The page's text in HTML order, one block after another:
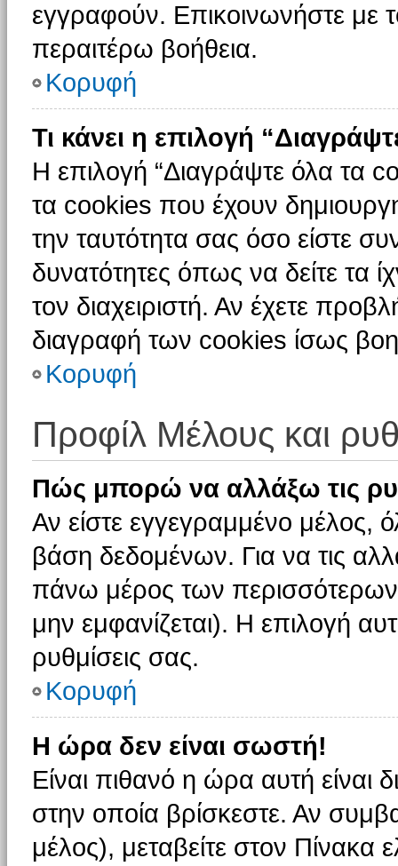
εγγραφούν. Επικοινωνήστε με
περαιτέρω βοήθεια.
Κορυφή
Τι κάνει η επιλογή
Η επιλογή “Διαγράψτε όλα τα
τα cookies που έχουν
την ταυτότητα σας όσο είστε
δυνατότητες όπως να δείτε τα
τον διαχειριστή. Αν έχετε
διαγραφή των cookies ίσως
Κορυφή
Προφίλ Μέλους και
Πώς μπορώ να αλλάξω τις
Αν είστε εγγεγραμμένο μέλος,
βάση δεδομένων. Για να τις
πάνω μέρος των περισσότερων
μην εμφανίζεται). Η επιλογή
ρυθμίσεις σας.
Κορυφή
Η ώρα δεν είναι σωστή!
Είναι πιθανό η ώρα αυτή είναι
στην οποία βρίσκεστε. Αν
μέλος), μεταβείτε στον Πίνακα